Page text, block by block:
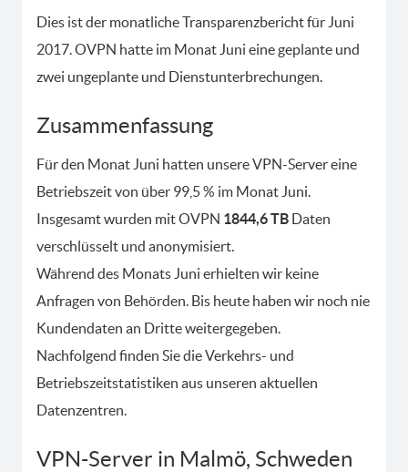
Dies ist der monatliche Transparenzbericht für Juni
2017. OVPN hatte im Monat Juni eine geplante und
zwei ungeplante und Dienstunterbrechungen.
Zusammenfassung
Für den Monat Juni hatten unsere VPN-Server eine
Betriebszeit von über 99,5 % im Monat Juni.
Insgesamt wurden mit OVPN 1844,6 TB Daten
verschlüsselt und anonymisiert.
Während des Monats Juni erhielten wir keine
Anfragen von Behörden. Bis heute haben wir noch nie
Kundendaten an Dritte weitergegeben.
Nachfolgend finden Sie die Verkehrs- und
Betriebszeitstatistiken aus unseren aktuellen
Datenzentren.
VPN-Server in Malmö, Schweden